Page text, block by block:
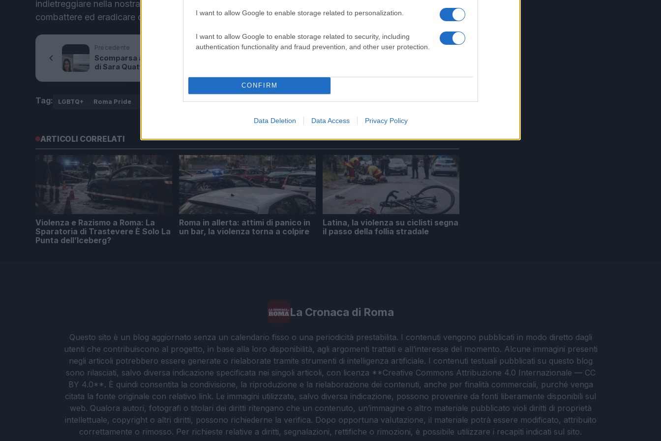
I want to allow Google to enable storage related to personalization.
I want to allow Google to enable storage related to security, including
authentication functionality and fraud prevention, and other user protection.
CONFIRM
Data Deletion Data Access Privacy Policy
indietreggiare nella nostra lotta per l’uguaglianza. Ma la domanda resta: siamo davvero pronti a
combattere ed eradicare questo odio dalle nostre strade?
Precedente
Scomparsa a Ostia, la misteriosa fuga
di Sara Quattro: da lunedì non si hanno
Successiva
lusso
Tag: LGBTQ+ Roma Pride
ARTICOLI CORRELATI
Violenza e Razismo a Roma: La
Sparatoria di Trastevere È Solo La
Punta dell’Iceberg?
Roma in allerta: attimi di panico in
un bar, la violenza torna a colpire
Latina, la violenza su ciclisti segna
il passo della follia stradale
La Cronaca di Roma
Questo sito è un blog aggiornato senza un calendario fisso o una periodicità prestabilita. I contenuti vengono pubblicati in modo diretto dagli
utenti che contribuiscono al progetto, in base alla loro disponibilità, agli argomenti trattati e all’interesse del momento. Alcune immagini presenti
negli articoli potrebbero essere generate o rielaborate tramite strumenti di intelligenza artificiale. I contenuti testuali pubblicati su questo blog
sono rilasciati, salvo diversa indicazione specificata nei singoli articoli, con licenza **Creative Commons Attribuzione 4.0 Internazionale — CC
BY 4.0**. È quindi consentita la condivisione, la riproduzione e la rielaborazione dei contenuti, anche per finalità commerciali, purché venga
citata la fonte originale con relativo link. Le immagini utilizzate, salvo diversa indicazione, possono provenire da fonti liberamente disponibili sul
web. Qualora autori, fotografi o titolari dei diritti ritengano che un contenuto, un’immagine o altro materiale pubblicato violi diritti di proprietà
intellettuale, copyright o altri diritti, possono richiederne la verifica. Dopo opportuna valutazione, il materiale potrà essere modificato, attribuito
correttamente o rimosso. Per richieste relative a diritti, segnalazioni, rettifiche o rimozioni, è possibile utilizzare i recapiti indicati sul sito.